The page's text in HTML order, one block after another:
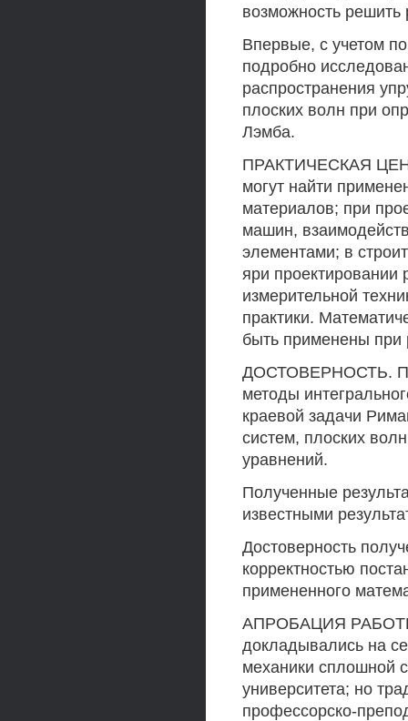
возможность решить
Впервые, с учетом
подробно
распространения
плоских волн при
Лэмба.
ПРАКТИЧЕСКАЯ
могут найти
материалов; при
машин,
элементами; в
яри проектировании
измерительной
практики.
быть применены при
ДОСТОВЕРНОСТЬ.
методы
краевой задачи
систем, плоских
уравнений.
Полученные
известными
Достоверность
корректностью
примененного
АПРОБАЦИЯ РАБОТЫ.
докладывались на
механики сплошной
университета; но
профессорско-